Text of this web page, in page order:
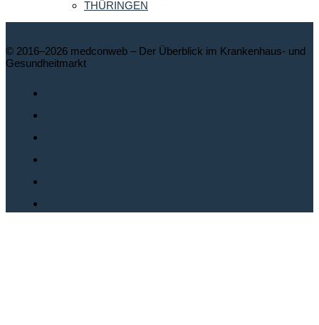
THÜRINGEN
© 2016–2026 medconweb – Der Überblick im Krankenhaus- und
Gesundheitmarkt